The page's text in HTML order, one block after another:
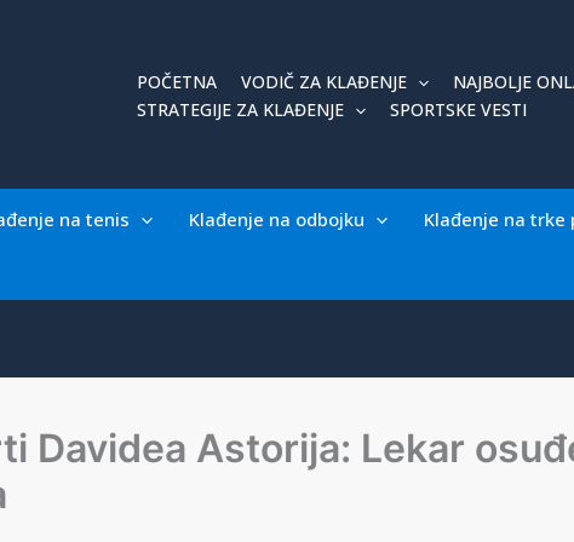
POČETNA VODIČ ZA KLAĐENJE NAJBOLJE
STRATEGIJE ZA KLAĐENJE
SPORTSKE VESTI
na tenis Klađenje na odbojku Klađenje na trke
Davidea Astorija: Lekar